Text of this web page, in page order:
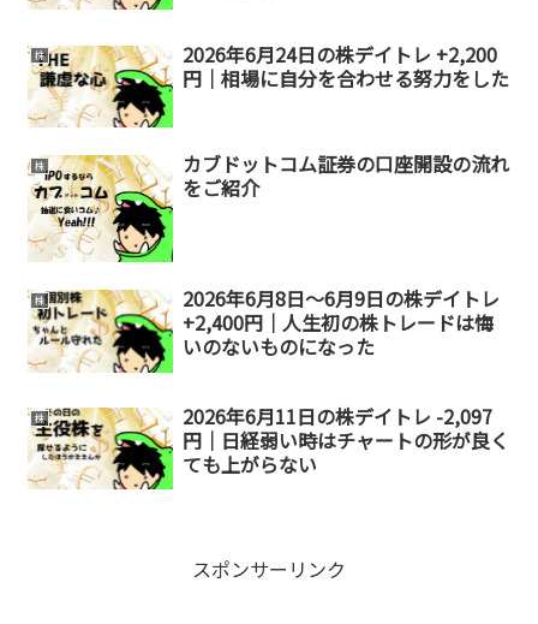
株
2026年6月24日の株デイトレ +2,200
円｜相場に自分を合わせる努力をした
株
カブドットコム証券の口座開設の流れ
をご紹介
株
2026年6月8日～6月9日の株デイトレ
+2,400円｜人生初の株トレードは悔
いのないものになった
株
2026年6月11日の株デイトレ -2,097
円｜日経弱い時はチャートの形が良く
ても上がらない
スポンサーリンク